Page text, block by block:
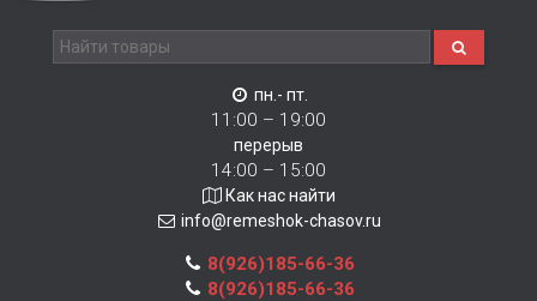
пн.- пт.
11:00 – 19:00
перерыв
14:00 – 15:00
Как нас найти
info@remeshok-chasov.ru
8(926)185-66-36
8(926)185-66-36